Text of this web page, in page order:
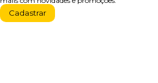
Cadastrar